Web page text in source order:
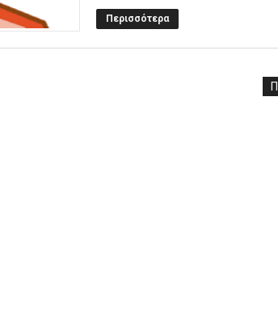
ΣΤΟ ΕΛΛΗΝΙΚΟ ΜΠΑΣΚΕΤ : 39Η ΕΠΕΤΕΙΟΣ ΑΠΟ ΤΟ
τον 29ο τελικό κυπέλλου ανδρών ΕΣΚΑΝΑ
πρόκριση για τον Πανελευσινιακό στον τελικό
offs : "Σκληρό" καρύδι η Φιλία Περάματος έφερε
Περισσότερα